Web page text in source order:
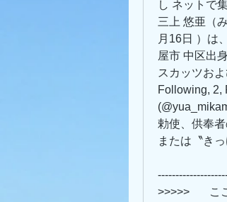
し ネットで
三上 悠亜（
月16日 ）は
屋市 中区出
スカッツお
Following, 2,
勅使、供奉
または〝き
>>>>>